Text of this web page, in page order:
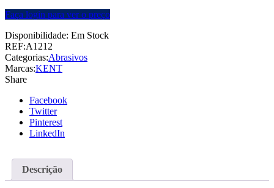
Faça login para ver o preço
Disponibilidade: Em Stock
REF:A1212
Categorias:Abrasivos
Marcas:KENT
Share
Facebook
Twitter
Pinterest
LinkedIn
Descrição